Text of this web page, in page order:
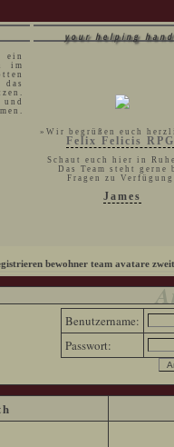
your helping
im
»Wir begrüßen euch
Felix Felicis RPG
Schaut euch hier in
Das Team steht gerne
Fragen zu
James
bewohner team avatare
Benutzername:
Passwort: